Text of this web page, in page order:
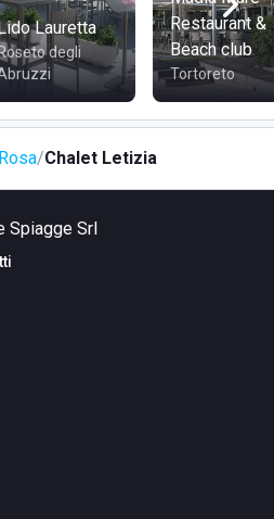
STABILIMENTO BALNEARE
1, 64014 Villa Rosa TE
della strada statale 16 e
il più possibile dalle
di un posto auto.
Lauretta
degli
Restaurant &
Beach club
Tortoreto
Chalet Letizia
Spiagge Srl